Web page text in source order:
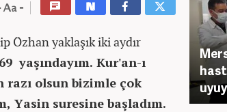
Özhan yaklaşık iki aydır
yaşındayım. Kur'an-ı
razı olsun bizimle çok
Yasin suresine başladım.